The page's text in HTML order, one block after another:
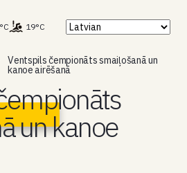
19°C
Ventspils čempionāts smaiļošanā un
kanoe airēšanā
un kanoe